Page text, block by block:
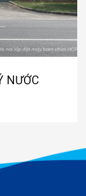
NƯỚC